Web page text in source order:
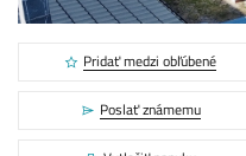
Pridať medzi obľúbené
Poslať známemu